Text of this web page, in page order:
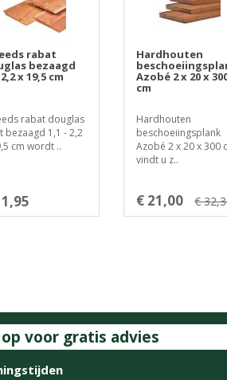
rabat
bezaagd
x 19,5 cm
rabat douglas
bezaagd 1,1 - 2,2
cm wordt ..
Hardhouten
Azobé 2 x 20 x
cm
Hardhouten
beschoeiingsplank
Azobé 2 x 20 x 300
vindt u z..
€ 21,00 €
voor gratis advies